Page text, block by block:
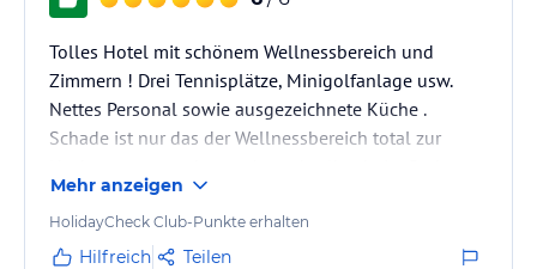
Tolles Hotel mit schönem Wellnessbereich und
Zimmern ! Drei Tennisplätze, Minigolfanlage usw.
Nettes Personal sowie ausgezeichnete Küche .
Schade ist nur das der Wellnessbereich total zur
keine Schwimmbekleidung erlaubt ist !
Mehr anzeigen
HolidayCheck Club-Punkte erhalten
Hilfreich Teilen